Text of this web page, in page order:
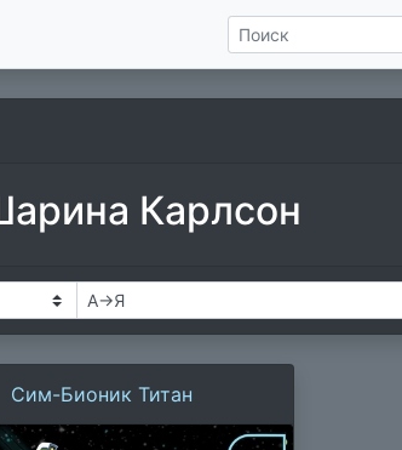
Карлсон
Сим-Бионик Титан